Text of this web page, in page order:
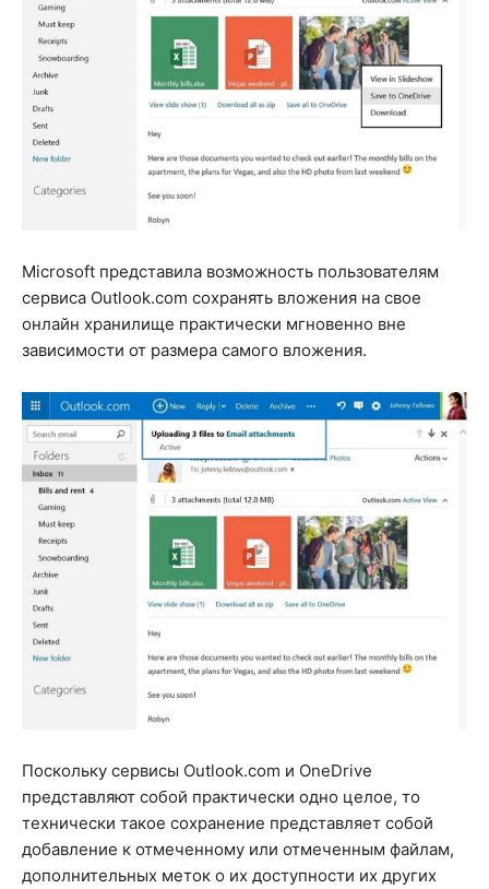
Microsoft представила возможность пользователям
сервиса Outlook.com сохранять вложения на свое
онлайн хранилище практически мгновенно вне
зависимости от размера самого вложения.
Поскольку сервисы Outlook.com и OneDrive
представляют собой практически одно целое, то
технически такое сохранение представляет собой
добавление к отмеченному или отмеченным файлам,
дополнительных меток о их доступности их других